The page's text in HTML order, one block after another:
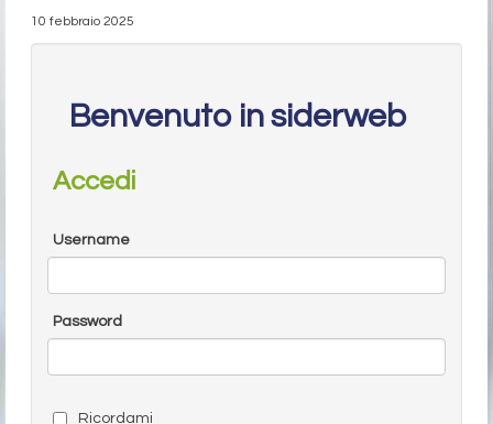
10 febbraio 2025
Benvenuto in siderweb
Accedi
Username
Password
Ricordami